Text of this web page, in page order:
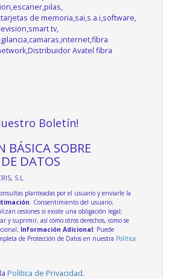
de memoria,sai,s.a.i,software,
tv,
Avatel fibra
Boletín!
BÁSICA SOBRE
DATOS
S.L.
planteadas por el usuario y enviarle la
: Consentimiento del usuario;
cesiones si existe una obligación legal;
y suprimir, así como otros derechos, como se
Información Adicional: Puede
de Protección de Datos en nuestra Política
Política de Privacidad.